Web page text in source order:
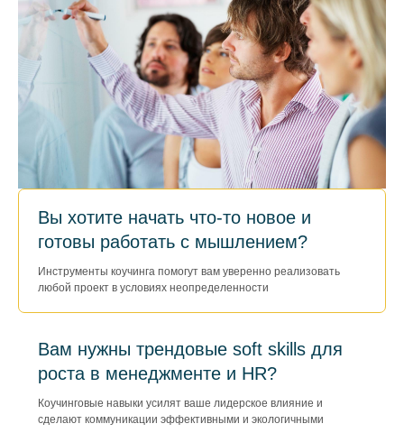
Вы хотите начать что-то новое и
готовы работать с мышлением?
Инструменты коучинга помогут вам уверенно реализовать
любой проект в условиях неопределенности
Вам нужны трендовые soft skills для
роста в менеджменте и HR?
Коучинговые навыки усилят ваше лидерское влияние и
сделают коммуникации эффективными и экологичными